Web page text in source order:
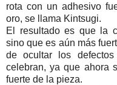
rota con un adhesivo
oro, se llama Kintsugi.
El resultado es que la
sino que es aún más
de ocultar los
celebran, ya que ahora
fuerte de la pieza.